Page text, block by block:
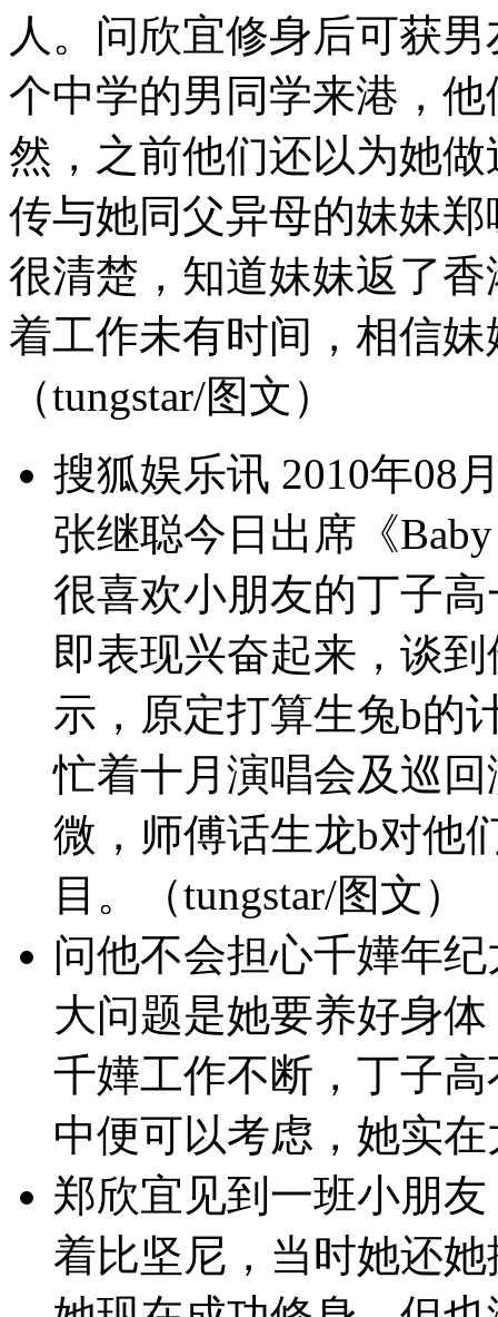
人。问欣宜修身后可获
个中学的男同学来港，
然，之前他们还以为她
传与她同父异母的妹妹
很清楚，知道妹妹返了
着工作未有时间，相信
（tungstar/图文）
搜狐娱乐讯 2010年08
张继聪今日出席《
很喜欢小朋友的丁子
即表现兴奋起来，谈
示，原定打算生兔b的
忙着十月演唱会及巡
微，师傅话生龙b对他
目。（tungstar/图文）
问他不会担心千嬅年
大问题是她要养好身
千嬅工作不断，丁子
中便可以考虑，她实
郑欣宜见到一班小朋
着比坚尼，当时她还